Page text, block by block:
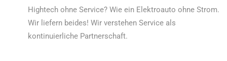
Hightech ohne Service? Wie ein Elektroauto ohne Strom.
Wir liefern beides! Wir verstehen Service als
kontinuierliche Partnerschaft.